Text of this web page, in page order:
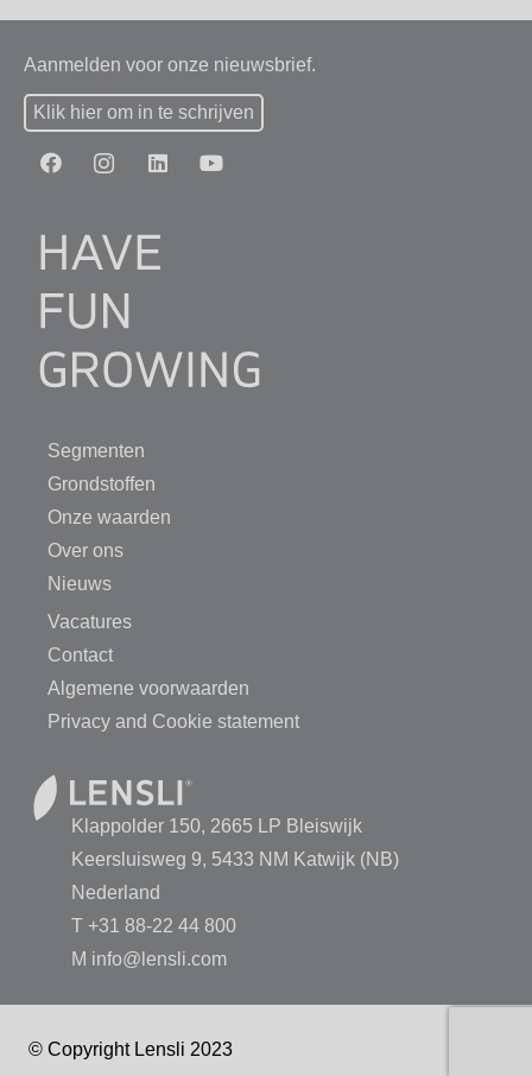
Aanmelden voor onze nieuwsbrief.
Klik hier om in te schrijven
Segmenten
Grondstoffen
Onze waarden
Over ons
Nieuws
Vacatures
Contact
Algemene voorwaarden
Privacy and Cookie statement
Klappolder 150, 2665 LP Bleiswijk
Keersluisweg 9, 5433 NM Katwijk (NB)
Nederland
+31 88-22 44 800
M info@lensli.com
© Copyright Lensli 2023